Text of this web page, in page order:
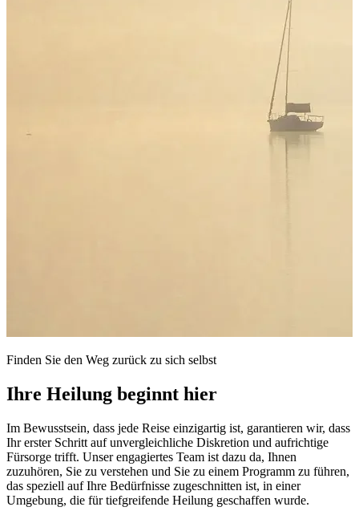
Finden Sie den Weg zurück zu sich selbst
Ihre Heilung beginnt hier
Im Bewusstsein, dass jede Reise einzigartig ist, garantieren wir, dass
Ihr erster Schritt auf unvergleichliche Diskretion und aufrichtige
Fürsorge trifft. Unser engagiertes Team ist dazu da, Ihnen
zuzuhören, Sie zu verstehen und Sie zu einem Programm zu führen,
das speziell auf Ihre Bedürfnisse zugeschnitten ist, in einer
Umgebung, die für tiefgreifende Heilung geschaffen wurde.